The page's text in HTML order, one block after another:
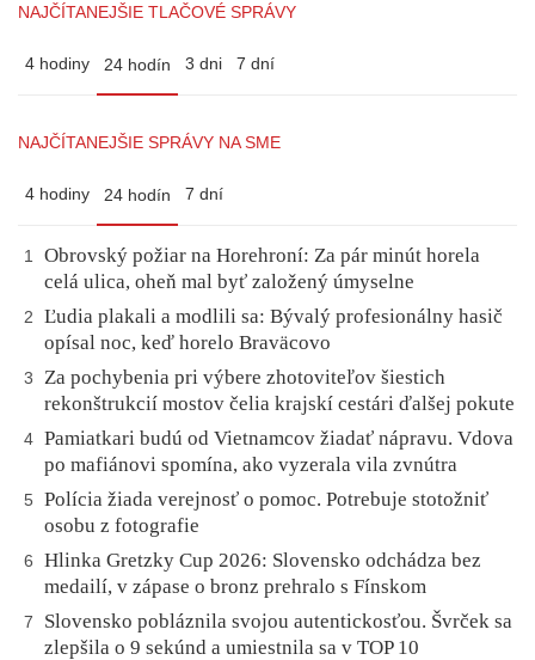
NAJČÍTANEJŠIE TLAČOVÉ SPRÁVY
4 hodiny 24 hodín 3 dni 7 dní
NAJČÍTANEJŠIE SPRÁVY NA SME
4 hodiny 24 hodín 7 dní
1
Obrovský požiar na Horehroní: Za pár minút horela
celá ulica, oheň mal byť založený úmyselne
2
Ľudia plakali a modlili sa: Bývalý profesionálny hasič
opísal noc, keď horelo Braväcovo
3
Za pochybenia pri výbere zhotoviteľov šiestich
rekonštrukcií mostov čelia krajskí cestári ďalšej pokute
4 Pamiatkari budú od Vietnamcov žiadať nápravu. Vdova
po mafiánovi spomína, ako vyzerala vila zvnútra
5
Polícia žiada verejnosť o pomoc. Potrebuje stotožniť
osobu z fotografie
6
Hlinka Gretzky Cup 2026: Slovensko odchádza bez
medailí, v zápase o bronz prehralo s Fínskom
7
Slovensko pobláznila svojou autentickosťou. Švrček sa
zlepšila o 9 sekúnd a umiestnila sa v TOP 10